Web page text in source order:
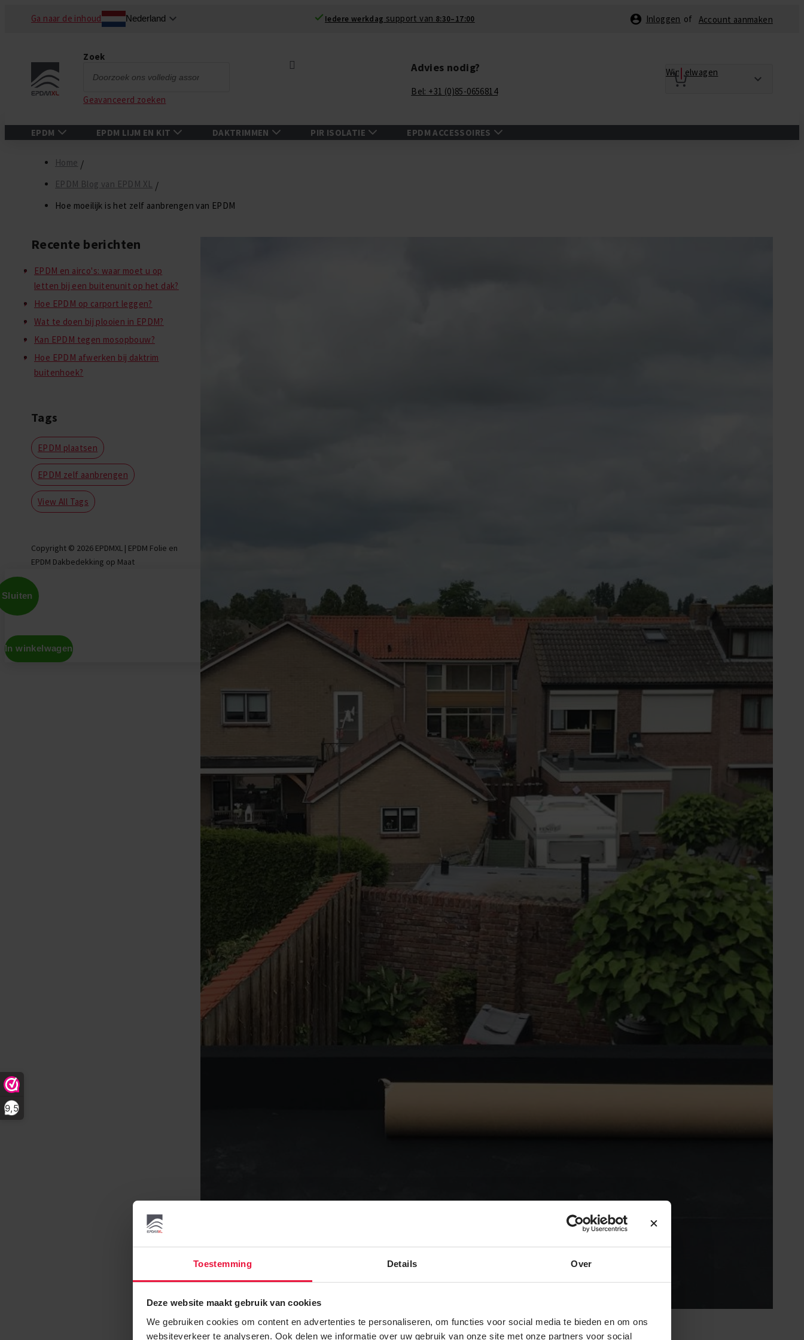
Toestemming Details Over
Deze website maakt gebruik van cookies
We gebruiken cookies om content en advertenties te personaliseren, om functies voor social media te bieden en om ons
websiteverkeer te analyseren. Ook delen we informatie over uw gebruik van onze site met onze partners voor social
9,5
Ga naar de inhoud Nederland Inloggen Account aanmaken
Iedere werkdag support van 8:30–17:00
Winkelwagen
Zoek
Geavanceerd zoeken
Advies nodig?
Bel: +31 (0)85-0656814
EPDM EPDM LIJM EN KIT DAKTRIMMEN PIR ISOLATIE EPDM ACCESSOIRES
Home
EPDM Blog van EPDM XL
Hoe moeilijk is het zelf aanbrengen van EPDM
Recente berichten
EPDM en airco's: waar moet u op
letten bij een buitenunit op het dak?
Hoe EPDM op carport leggen?
Wat te doen bij plooien in EPDM?
Kan EPDM tegen mosopbouw?
Hoe EPDM afwerken bij daktrim
buitenhoek?
Tags
EPDM plaatsen
EPDM zelf aanbrengen
View All Tags
Copyright © 2026 EPDMXL | EPDM Folie en
EPDM Dakbedekking op Maat
Sluiten
In winkelwagen